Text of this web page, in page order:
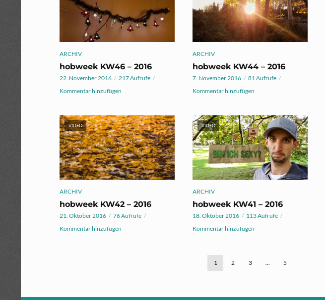
ARCHIV
hobweek KW46 – 2016
22. November 2016
217 Aufrufe
Kommentar hinzufügen
ARCHIV
hobweek KW44 – 2016
7. November 2016
81 Aufrufe
Kommentar hinzufügen
VIDEO
ARCHIV
hobweek KW42 – 2016
21. Oktober 2016
76 Aufrufe
Kommentar hinzufügen
VIDEO
ARCHIV
hobweek KW41 – 2016
18. Oktober 2016
113 Aufrufe
Kommentar hinzufügen
1 2 3 … 5